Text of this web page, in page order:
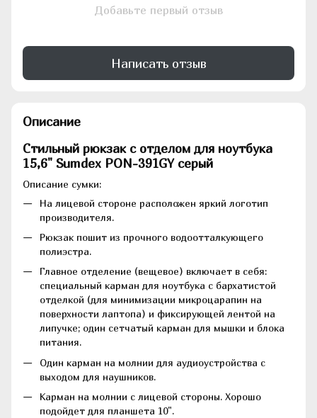
Добавьте первый отзыв
Написать отзыв
Описание
Стильный рюкзак с отделом для ноутбука
15,6" Sumdex PON-391GY серый
Описание сумки:
На лицевой стороне расположен яркий логотип
производителя.
Рюкзак пошит из прочного водоотталкующего
полиэстра.
Главное отделение (вещевое) включает в себя:
специальный карман для ноутбука с бархатистой
отделкой (для минимизации микроцарапин на
поверхности лаптопа) и фиксирующей лентой на
липучке; один сетчатый карман для мышки и блока
питания.
Один карман на молнии для аудиоустройства с
выходом для наушников.
Карман на молнии с лицевой стороны. Хорошо
подойдет для планшета 10".